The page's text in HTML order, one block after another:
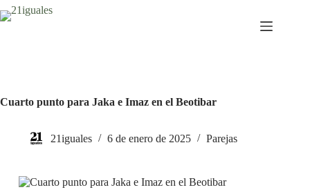
Saltar
al
Cuarto punto para Jaka e Imaz en el Beotibar
21iguales 6 de enero de 2025 Parejas